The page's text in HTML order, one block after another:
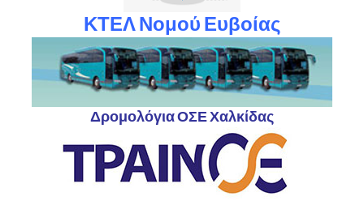
ΚΤΕΛ Νομού Ευβοίας
Δρομολόγια ΟΣΕ Χαλκίδας